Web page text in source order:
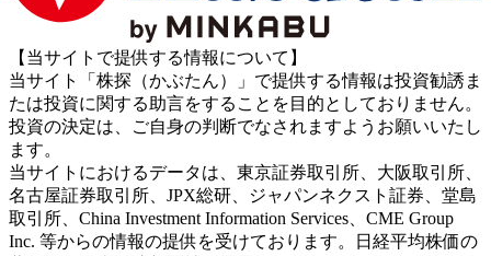
【当サイトで提供する情報について】
当サイト「株探（かぶたん）」で提供する情報は投資勧誘ま
たは投資に関する助言をすることを目的としておりません。
投資の決定は、ご自身の判断でなされますようお願いいたし
ます。
当サイトにおけるデータは、東京証券取引所、大阪取引所、
名古屋証券取引所、JPX総研、ジャパンネクスト証券、堂島
取引所、China Investment Information Services、CME Group
Inc. 等からの情報の提供を受けております。日経平均株価の